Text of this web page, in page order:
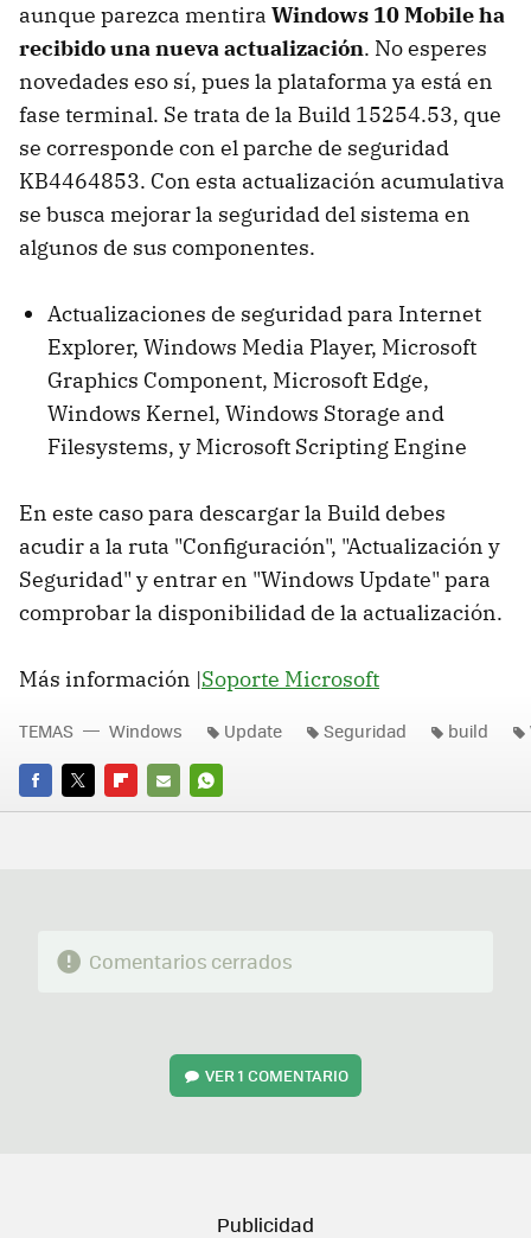
aunque parezca mentira Windows 10 Mobile ha
recibido una nueva actualización. No esperes
novedades eso sí, pues la plataforma ya está en
fase terminal. Se trata de la Build 15254.53, que
se corresponde con el parche de seguridad
KB4464853. Con esta actualización acumulativa
se busca mejorar la seguridad del sistema en
algunos de sus componentes.
Actualizaciones de seguridad para Internet
Explorer, Windows Media Player, Microsoft
Graphics Component, Microsoft Edge,
Windows Kernel, Windows Storage and
Filesystems, y Microsoft Scripting Engine
En este caso para descargar la Build debes
acudir a la ruta "Configuración", "Actualización y
Seguridad" y entrar en "Windows Update" para
comprobar la disponibilidad de la actualización.
Más información |Soporte Microsoft
FACEBOOK
TWITTERFLIPBOARD
E-
WHATSAPP
TEMAS Windows Update Seguridad build
Comentarios cerrados
VER1 COMENTARIO